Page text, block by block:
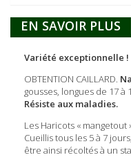
EN SAVOIR PLUS
Variété exceptionnelle !
OBTENTION CAILLARD.
gousses, longues de 17 à
Résiste aux maladies.
Les Haricots « mangetout
Cueillis tous les 5 à 7
être ainsi récoltés à un